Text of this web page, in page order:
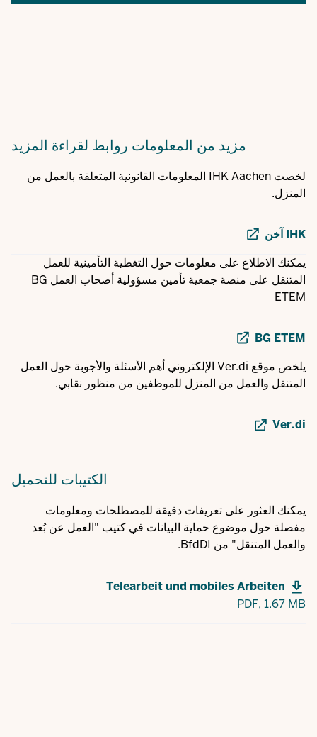
مزيد من المعلومات روابط لقراءة المزيد
لخصت IHK Aachen المعلومات القانونية المتعلقة بالعمل من
المنزل.
IHK آخن
يمكنك الاطلاع على معلومات حول التغطية التأمينية للعمل
المتنقل على منصة جمعية تأمين مسؤولية أصحاب العمل BG
ETEM
BG ETEM
يلخص موقع Ver.di الإلكتروني أهم الأسئلة والأجوبة حول العمل
المتنقل والعمل من المنزل للموظفين من منظور نقابي.
Ver.di
الكتيبات للتحميل
يمكنك العثور على تعريفات دقيقة للمصطلحات ومعلومات
مفصلة حول موضوع حماية البيانات في كتيب "العمل عن بُعد
والعمل المتنقل" من BfdDI.
Telearbeit und mobiles Arbeiten
PDF, 1.67 MB